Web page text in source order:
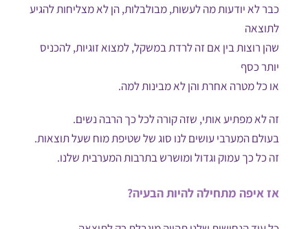
כבר לא יודעות מה לעשות, מבולבלות, הן לא מצליחות להגיע
לתוצאה
שהן רוצות בין אם זה לרדת במשקל, למצוא זוגיות, להכניס
יותר כסף
או כל מטרה אחרת והן לא מבינות למה.
זה לא מפתיע אותי, שזה קורה לכל כך הרבה נשים.
בעולם המערבי עושים לנו סוג של שטיפת מוח שעל תוצאות.
זה כל כך עמוק וגדול ומושרש בתרבות המערבית שלנו.
אז איפה מתחילה להיות הבעיה?